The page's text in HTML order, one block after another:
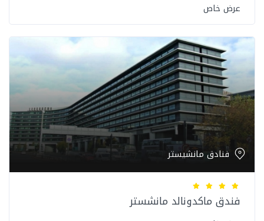
عرض خاص
فنادق مانشيستر
فندق ماكدونالد مانشستر